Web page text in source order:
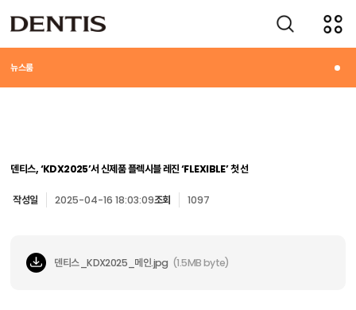
뉴스룸
덴티스, ‘KDX2025’서 신제품 플렉시블 레진 ‘FLEXIBLE’ 첫 선
작성일 2025-04-16 18:03:09조회 1097
덴티스_KDX2025_메인.jpg (1.5MB byte)